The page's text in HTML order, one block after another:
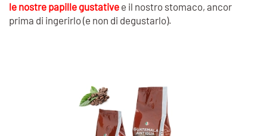
le nostre papille gustative e il nostro stomaco, ancor
prima di ingerirlo (e non di degustarlo).